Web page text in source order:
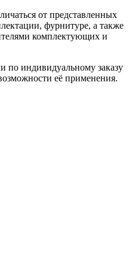
от представленных
фурнитуре, а также
комплектующих и
по индивидуальному заказу
её применения.